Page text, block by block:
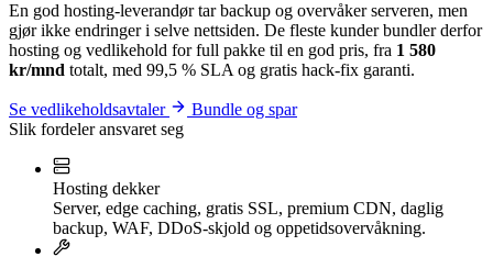
En god hosting-leverandør tar backup og overvåker serveren, men
gjør ikke endringer i selve nettsiden. De fleste kunder bundler derfor
hosting og vedlikehold for full pakke til en god pris, fra 1 580
kr/mnd totalt, med 99,5 % SLA og gratis hack-fix garanti.
Se vedlikeholdsavtaler
Bundle og spar
Slik fordeler ansvaret seg
Hosting dekker
Server, edge caching, gratis SSL, premium CDN, daglig
backup, WAF, DDoS-skjold og oppetidsovervåkning.